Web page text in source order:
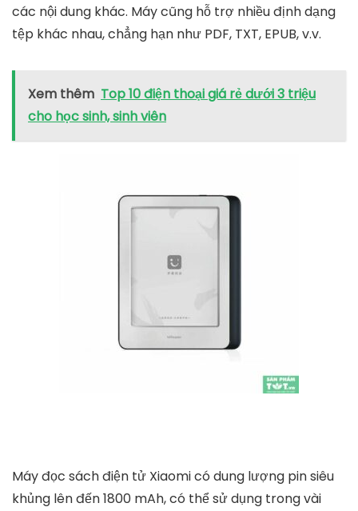
các nội dung khác. Máy cũng hỗ trợ nhiều định dạng
tệp khác nhau, chẳng hạn như PDF, TXT, EPUB, v.v.
Xem thêm Top 10 điện thoại giá rẻ dưới 3 triệu
cho học sinh, sinh viên
Máy đọc sách điện tử Xiaomi có dung lượng pin siêu
khủng lên đến 1800 mAh, có thể sử dụng trong vài